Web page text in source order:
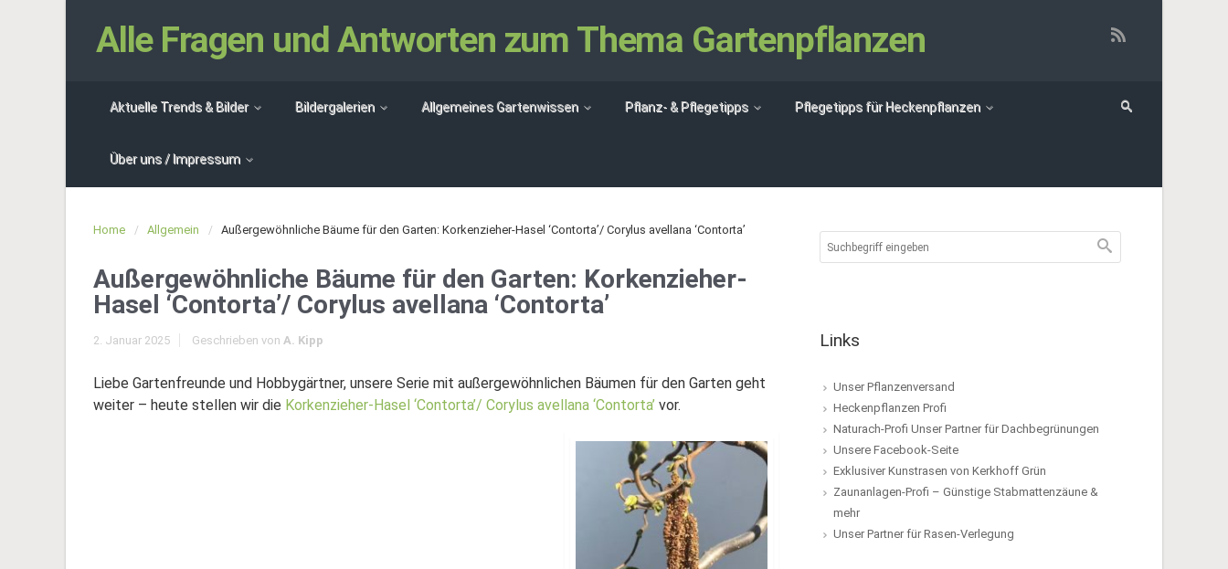
Alle Fragen und Antworten zum Thema Gartenpflanzen
Aktuelle Trends & Bilder Bildergalerien Allgemeines Gartenwissen Pflanz- & Pflegetipps Pflegetipps für Heckenpflanzen
Über uns / Impressum
Home Allgemein Außergewöhnliche Bäume für den Garten: Korkenzieher-Hasel ‘Contorta’/ Corylus avellana ‘Contorta’
Außergewöhnliche Bäume für den Garten: Korkenzieher-
Hasel ‘Contorta’/ Corylus avellana ‘Contorta’
2. Januar 2025 Geschrieben von A. Kipp
Liebe Gartenfreunde und Hobbygärtner, unsere Serie mit außergewöhnlichen Bäumen für den Garten geht
weiter – heute stellen wir die Korkenzieher-Hasel ‘Contorta’/ Corylus avellana ‘Contorta’ vor.
Links
Unser Pflanzenversand
Heckenpflanzen Profi
Naturach-Profi Unser Partner für Dachbegrünungen
Unsere Facebook-Seite
Exklusiver Kunstrasen von Kerkhoff Grün
Zaunanlagen-Profi – Günstige Stabmattenzäune &
mehr
Unser Partner für Rasen-Verlegung